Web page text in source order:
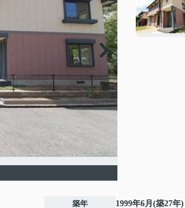
築年 1999年6月(築27年)